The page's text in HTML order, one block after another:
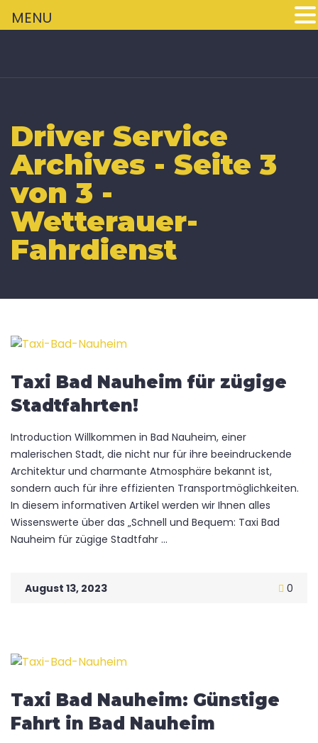
Driver Service
Archives - Seite 3
von 3 -
Wetterauer-
Fahrdienst
Taxi Bad Nauheim für zügige
Stadtfahrten!
Introduction Willkommen in Bad Nauheim, einer
malerischen Stadt, die nicht nur für ihre beeindruckende
Architektur und charmante Atmosphäre bekannt ist,
sondern auch für ihre effizienten Transportmöglichkeiten.
In diesem informativen Artikel werden wir Ihnen alles
Wissenswerte über das „Schnell und Bequem: Taxi Bad
Nauheim für zügige Stadtfahr ...
August 13, 2023 0
Taxi Bad Nauheim: Günstige
Fahrt in Bad Nauheim
MENU